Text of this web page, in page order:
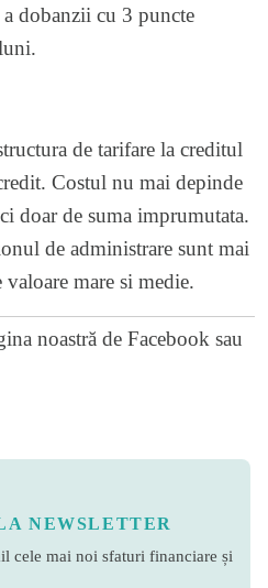
a dobanzii cu 3 puncte
de tarifare la creditul
Costul nu mai depinde
doar de suma imprumutata.
de administrare sunt mai
mare si medie.
noastră de Facebook sau
NEWSLETTER
cele mai noi sfaturi financiare și